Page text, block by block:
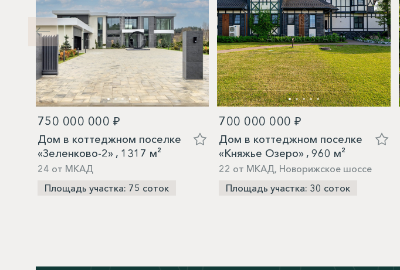
750 000 000 ₽
Дом в коттеджном поселке
«Зеленково-2» , 1317 м²
24 от МКАД
Площадь участка: 75 соток
700 000 000 ₽
Дом в коттеджном поселке
«Княжье Озеро» , 960 м²
22 от МКАД, Новорижское шоссе
Площадь участка: 30 соток